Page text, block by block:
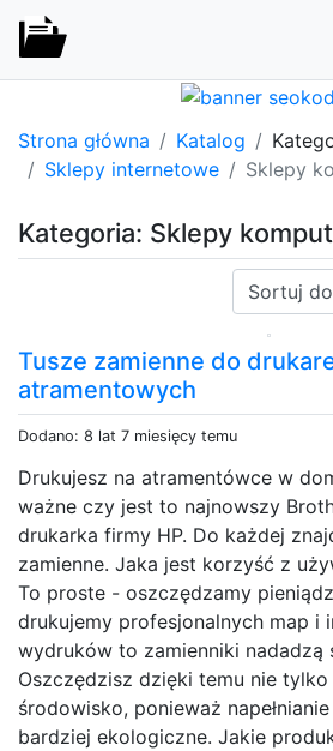
Strona główna Katalog
Sklepy internetowe
Sklepy
Kategoria: Sklepy
Sortuj:
Tusze zamienne do
atramentowych
Dodano: 8 lat 7 miesięcy temu
Drukujesz na atramentówce w
ważne czy jest to najnowszy
drukarka firmy HP. Do każdej
zamienne. Jaka jest korzyść z
To proste - oszczędzamy
drukujemy profesjonalnych map i
wydruków to zamienniki nadadzą
Oszczędzisz dzięki temu nie
środowisko, ponieważ
bardziej ekologiczne. Jakie